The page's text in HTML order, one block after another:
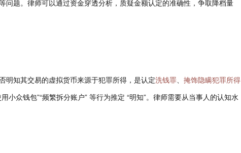
问题。律师可以通过资金穿透分析，质疑金额认定的准确性，争取降档量
明知其交易的虚拟货币来源于犯罪所得，是认定洗钱罪、 掩饰隐瞒犯罪所得
小众钱包”“频繁拆分账户” 等行为推定 “明知”。律师需要从当事人的认知水